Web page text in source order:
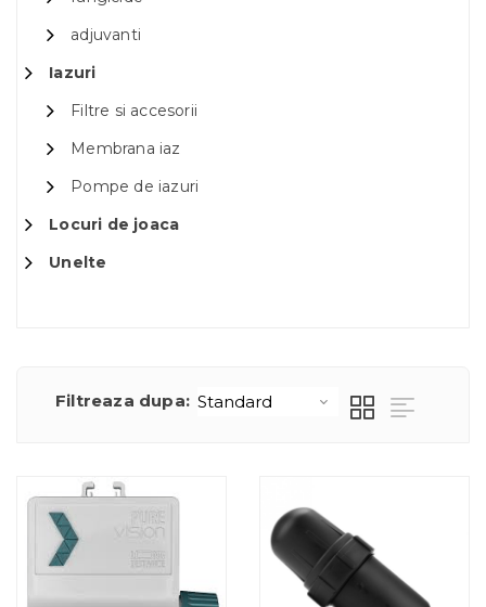
adjuvanti
Iazuri
Filtre si accesorii
Membrana iaz
Pompe de iazuri
Locuri de joaca
Unelte
Filtreaza dupa: